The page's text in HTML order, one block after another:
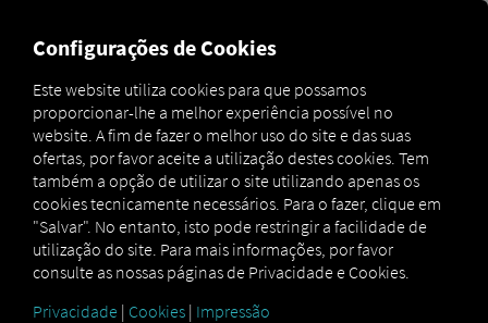
Marketplace Connectors Idem Connect How to
IDEM
INTEGRAÇÃO
Configurações de Cookies
Este website utiliza cookies para que possamos
proporcionar-lhe a melhor experiência possível no
website. A fim de fazer o melhor uso do site e das suas
ofertas, por favor aceite a utilização destes cookies. Tem
também a opção de utilizar o site utilizando apenas os
cookies tecnicamente necessários. Para o fazer, clique em
"Salvar". No entanto, isto pode restringir a facilidade de
utilização do site. Para mais informações, por favor
consulte as nossas páginas de Privacidade e Cookies.
Privacidade | Cookies | Impressão